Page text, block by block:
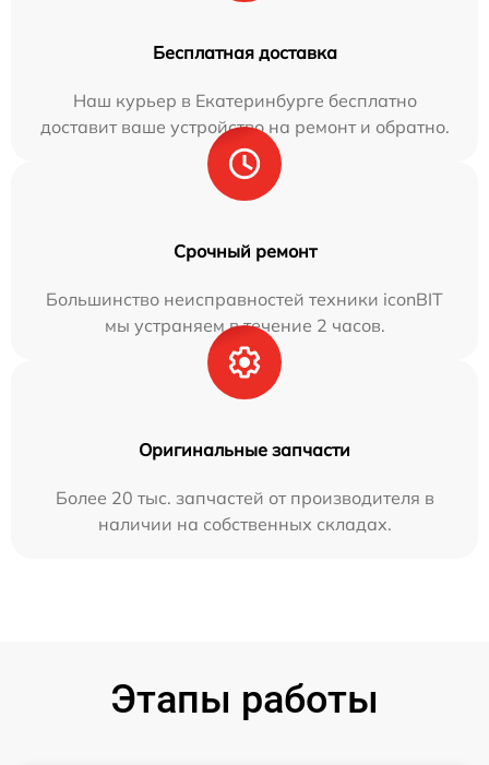
Бесплатная доставка
Наш курьер в Екатеринбурге бесплатно
доставит ваше устройство на ремонт и обратно.
Срочный ремонт
Большинство неисправностей техники iconBIT
мы устраняем в течение 2 часов.
Оригинальные запчасти
Более 20 тыс. запчастей от производителя в
наличии на собственных складах.
Этапы работы